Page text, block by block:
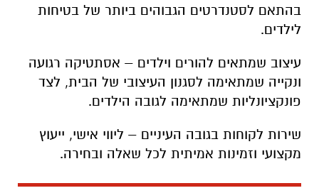
בהתאם לסטנדרטים הגבוהים ביותר של בטיחות
לילדים.
עיצוב שמתאים להורים וילדים – אסתטיקה רגועה
ונקייה שמתאימה לסגנון העיצובי של הבית, לצד
פונקציונליות שמתאימה לגובה הילדים.
שירות לקוחות בגובה העיניים – ליווי אישי, ייעוץ
מקצועי וזמינות אמיתית לכל שאלה ובחירה.